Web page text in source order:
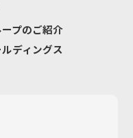
プのご紹介
ディングス